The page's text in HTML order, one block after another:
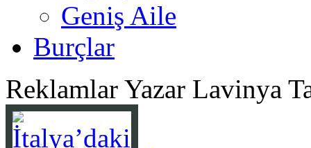
Geniş Aile
Burçlar
Reklamlar Yazar Lavinya